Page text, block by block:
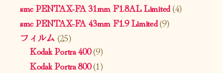
smc PENTAX-FA 31mm F1.8AL Limited(4)
smc PENTAX-FA 43mm F1.9 Limited(9)
フィルム (25)
Kodak Portra 400(9)
Kodak Portra 800(1)